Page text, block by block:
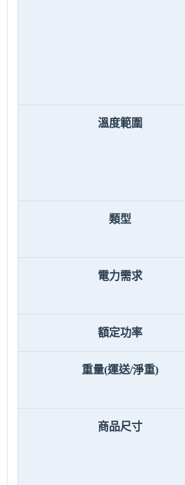
溫度範圍
類型
電力需求
額定功率
重量(運送/淨重)
商品尺寸